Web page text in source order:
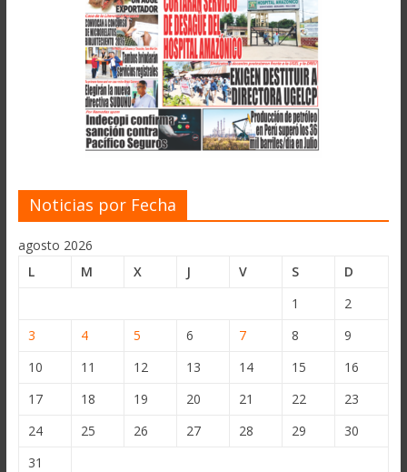
Noticias por Fecha
agosto 2026
L
M X J V S
D
1
2
3
4 5 6 7 8
9
10
11 12 13 14 15
16
17
18 19 20 21 22
23
24
25 26 27 28 29
30
31